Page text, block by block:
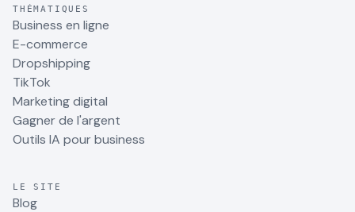
THÉMATIQUES
Business en ligne
E-commerce
Dropshipping
TikTok
Marketing digital
Gagner de l'argent
Outils IA pour business
LE SITE
Blog